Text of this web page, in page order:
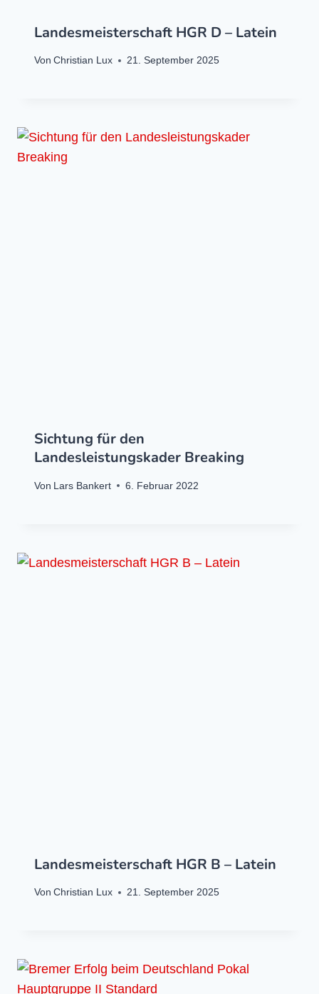
Landesmeisterschaft HGR D – Latein
Von Christian Lux 21. September 2025
Sichtung für den
Landesleistungskader Breaking
Von Lars Bankert 6. Februar 2022
Landesmeisterschaft HGR B – Latein
Von Christian Lux 21. September 2025